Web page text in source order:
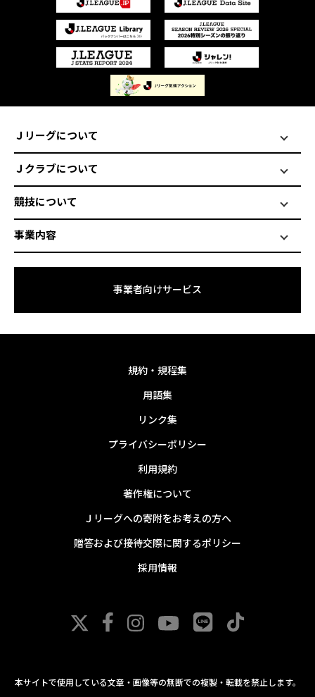
Ｊリーグについて
Ｊクラブについて
競技について
事業内容
事業者向けサービス
規約・規程集
用語集
リンク集
プライバシーポリシー
利用規約
著作権について
Ｊリーグへの寄附をお考えの方へ
贈答および接待交際に関するポリシー
採用情報
本サイトで使用している文章・画像等の無断での複製・転載を禁止します。